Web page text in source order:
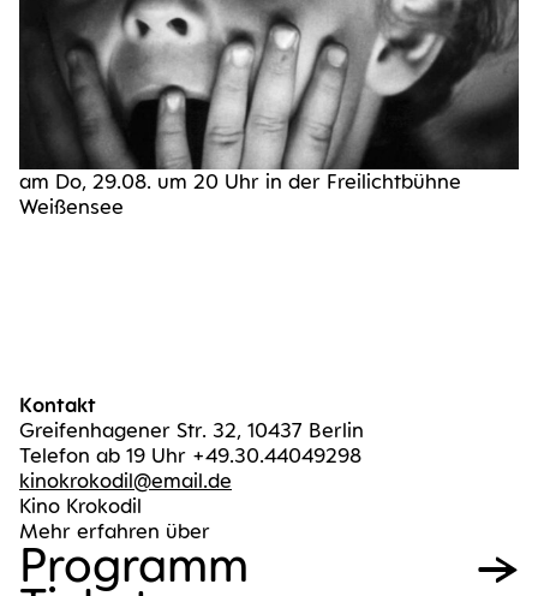
am Do, 29.08. um 20 Uhr in der Frei­licht­büh­ne
Weißensee
Kontakt
Greifenhagener Str. 32, 10437 Berlin
Telefon ab 19 Uhr +49.30.44049298
kinokrokodil@email.de
Kino Krokodil
Mehr erfahren über
Pro­gramm